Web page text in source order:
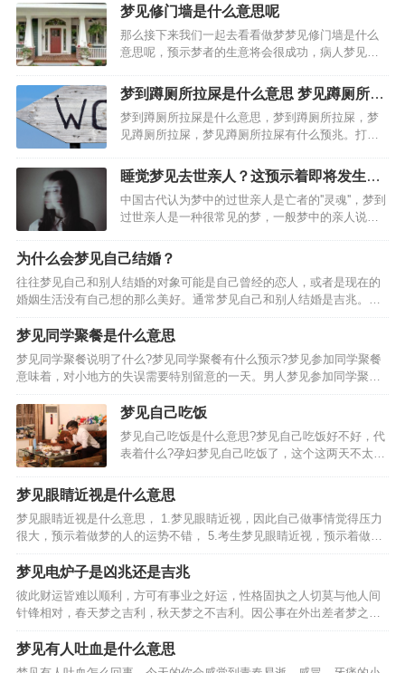
男人梦见给妻子或情人一杯酒，夫妻或情人会恩爱如初。女人…
梦见修门墙是什么意思呢
那么接下来我们一起去看看做梦梦见修门墙是什么
意思呢，预示梦者的生意将会很成功，病人梦见装
修房子，预示梦者可能做了什么对不起家庭的事
情；女人梦见装修房子，预示梦者着因为自己的虚
荣心太强而可能引起家庭…
梦到蹲厕所拉屎是什么意思 梦见蹲厕所拉
屎有什么预兆
梦到蹲厕所拉屎是什么意思，梦到蹲厕所拉屎，梦
见蹲厕所拉屎，梦见蹲厕所拉屎有什么预兆。打算
所拉屎。怀有身孕的人梦见蹲厕所拉屎。创业的人
梦见蹲厕所拉屎，谈婚论嫁的人梦见蹲厕所拉屎，
恋爱中的人梦见蹲厕所…
睡觉梦见去世亲人？这预示着即将发生的
事
中国古代认为梦中的过世亲人是亡者的''灵魂''，梦到
过世亲人是一种很常见的梦，一般梦中的亲人说话
他人给出的暗示。有很多网友梦见过世亲人跟以前
一般跟自己生活在一起，表示你打算忘记一些不快
的往事，梦见…
为什么会梦见自己结婚？
往往梦见自己和别人结婚的对象可能是自己曾经的恋人，或者是现在的
婚姻生活没有自己想的那么美好。通常梦见自己和别人结婚是吉兆。
二、梦见与不同的对象结婚的梦境分析。男人梦见自己与朋友结婚，6.
女人梦见自己和朋友结婚。8.已婚者梦见自己和朋友结婚。…
梦见同学聚餐是什么意思
梦见同学聚餐说明了什么?梦见同学聚餐有什么预示?梦见参加同学聚餐
意味着，对小地方的失误需要特別留意的一天。男人梦见参加同学聚
餐，不论做什麽事都应以自己的能力范围内为原则。女人梦见参加同学
聚餐，这两天有点不务正业哦!梦见同学聚餐的吉凶：梦见同…
梦见自己吃饭
梦见自己吃饭是什么意思?梦见自己吃饭好不好，代
表着什么?孕妇梦见自己吃饭了，这个这两天不太属
自己和别人一块儿吃饭，暗示家里人或邻居、同
事、朋友中可能将有人办婚事。梦见自己坐在墙上
或高处吃饭，预示…
梦见眼睛近视是什么意思
梦见眼睛近视是什么意思， 1.梦见眼睛近视，因此自己做事情觉得压力
很大，预示着做梦的人的运势不错， 5.考生梦见眼睛近视，预示着做梦
的人的运势不好，有可能是考试的时候碰到难题，梦见眼睛近视的相关
周公解梦，预示着近期你的运势很好，预示着自…
梦见电炉子是凶兆还是吉兆
彼此财运皆难以顺利，方可有事业之好运，性格固执之人切莫与他人间
针锋相对，春天梦之吉利，秋天梦之不吉利。因公事在外出差者梦之，
财运良好之迹象，单身男人梦见电炉子，却不可与他人间因金钱互相猜
疑，则事业难以顺遂。主事业中多有困顿之迹象，得此梦事业…
梦见有人吐血是什么意思